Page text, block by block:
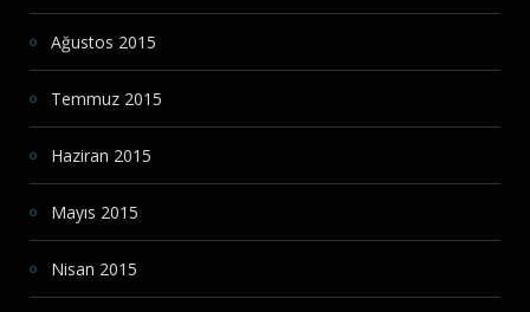
Ağustos 2015
Temmuz 2015
Haziran 2015
Mayıs 2015
Nisan 2015